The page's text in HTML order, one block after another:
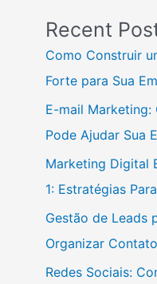
Recent
Como Construir
Forte para Sua
E-mail Marketing:
Pode Ajudar Sua
Marketing Digital
1: Estratégias
Gestão de Leads
Organizar
Redes Sociais: